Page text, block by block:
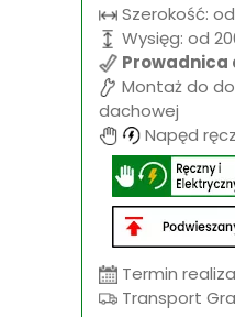
Szerokość:
Wysięg: od
Montaż do
dachowej
Napęd
Termin
Transport